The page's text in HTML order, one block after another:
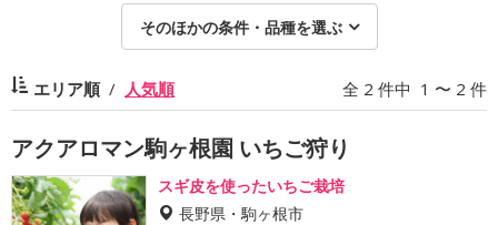
そのほかの条件・品種を選ぶ
エリア順 人気順 全 2 件中 1 〜 2 件
アクアロマン駒ヶ根園 いちご狩り
スギ皮を使ったいちご栽培
長野県・駒ヶ根市